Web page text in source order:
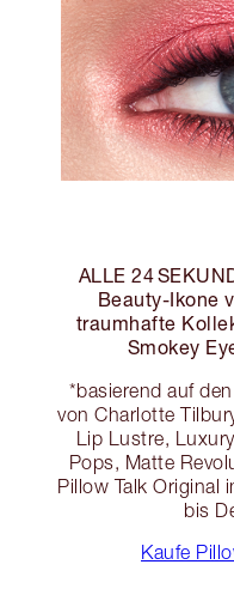
ALLE 24
Beauty-Ikone
traumhafte
Smokey
*basierend auf
von Charlotte
Lip Lustre,
Pops, Matte
Pillow Talk Original
bis
Kaufe